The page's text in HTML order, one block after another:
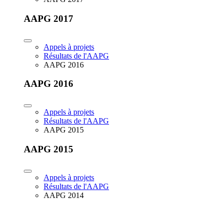
AAPG 2017
Appels à projets
Résultats de l'AAPG
AAPG 2016
AAPG 2016
Appels à projets
Résultats de l'AAPG
AAPG 2015
AAPG 2015
Appels à projets
Résultats de l'AAPG
AAPG 2014